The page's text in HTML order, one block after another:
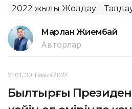
2022 жылғы Жолдау
Марлан Жиембай
Авторлар
21:01, 30 Тамыз 2022
Былтырғы